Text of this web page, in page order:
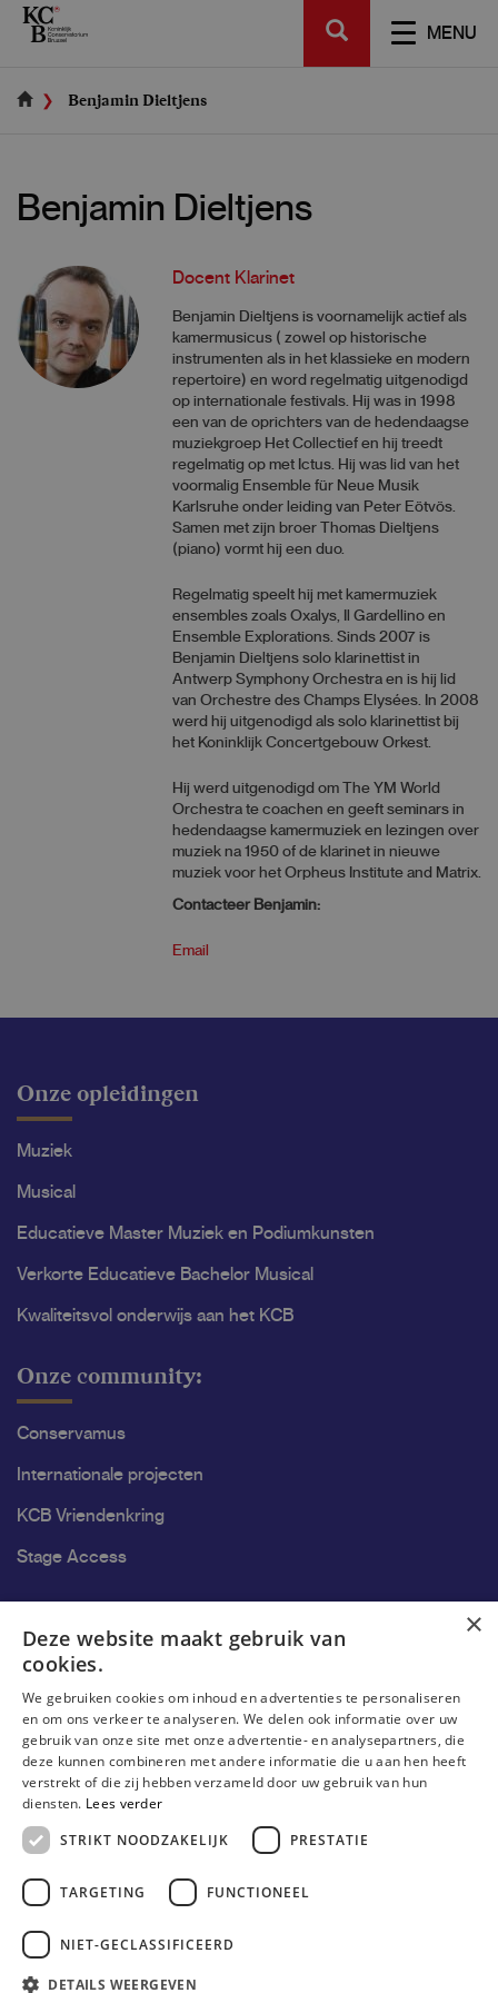
Skip
MENU
SEARCH
Benjamin Dieltjens
Benjamin Dieltjens
Docent Klarinet
Benjamin Dieltjens is voornamelijk actief als
kamermusicus ( zowel op historische
instrumenten als in het klassieke en modern
repertoire) en word regelmatig uitgenodigd
op internationale festivals. Hij was in 1998
een van de oprichters van de hedendaagse
muziekgroep Het Collectief en hij treedt
regelmatig op met Ictus. Hij was lid van het
voormalig Ensemble für Neue Musik
Karlsruhe onder leiding van Peter Eötvös.
Samen met zijn broer Thomas Dieltjens
(piano) vormt hij een duo.
Regelmatig speelt hij met kamermuziek
ensembles zoals Oxalys, Il Gardellino en
Ensemble Explorations. Sinds 2007 is
Benjamin Dieltjens solo klarinettist in
Antwerp Symphony Orchestra en is hij lid
van Orchestre des Champs Elysées. In 2008
werd hij uitgenodigd als solo klarinettist bij
het Koninklijk Concertgebouw Orkest.
Hij werd uitgenodigd om The YM World
Orchestra te coachen en geeft seminars in
hedendaagse kamermuziek en lezingen over
muziek na 1950 of de klarinet in nieuwe
muziek voor het Orpheus Institute and Matrix.
Contacteer Benjamin:
Email
Onze opleidingen
Muziek
Musical
Educatieve Master Muziek en Podiumkunsten
Verkorte Educatieve Bachelor Musical
Kwaliteitsvol onderwijs aan het KCB
Onze community:
Conservamus
Internationale projecten
KCB Vriendenkring
Stage Access
Onderzoek
Onderzoeksgroepen
Onderzoekers
Onderzoeker worden
×
Deze website maakt gebruik van
cookies.
We gebruiken cookies om inhoud en advertenties te personaliseren
en om ons verkeer te analyseren. We delen ook informatie over uw
gebruik van onze site met onze advertentie- en analysepartners, die
deze kunnen combineren met andere informatie die u aan hen heeft
verstrekt of die zij hebben verzameld door uw gebruik van hun
diensten. Lees verder
STRIKT NOODZAKELIJK
PRESTATIE
TARGETING FUNCTIONEEL
NIET-GECLASSIFICEERD
DETAILS WEERGEVEN